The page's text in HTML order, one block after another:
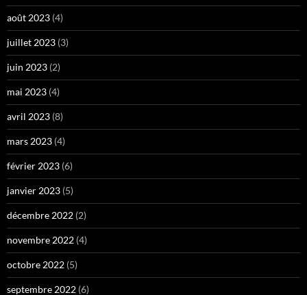
août 2023 (4)
juillet 2023 (3)
juin 2023 (2)
mai 2023 (4)
avril 2023 (8)
mars 2023 (4)
février 2023 (6)
janvier 2023 (5)
décembre 2022 (2)
novembre 2022 (4)
octobre 2022 (5)
septembre 2022 (6)